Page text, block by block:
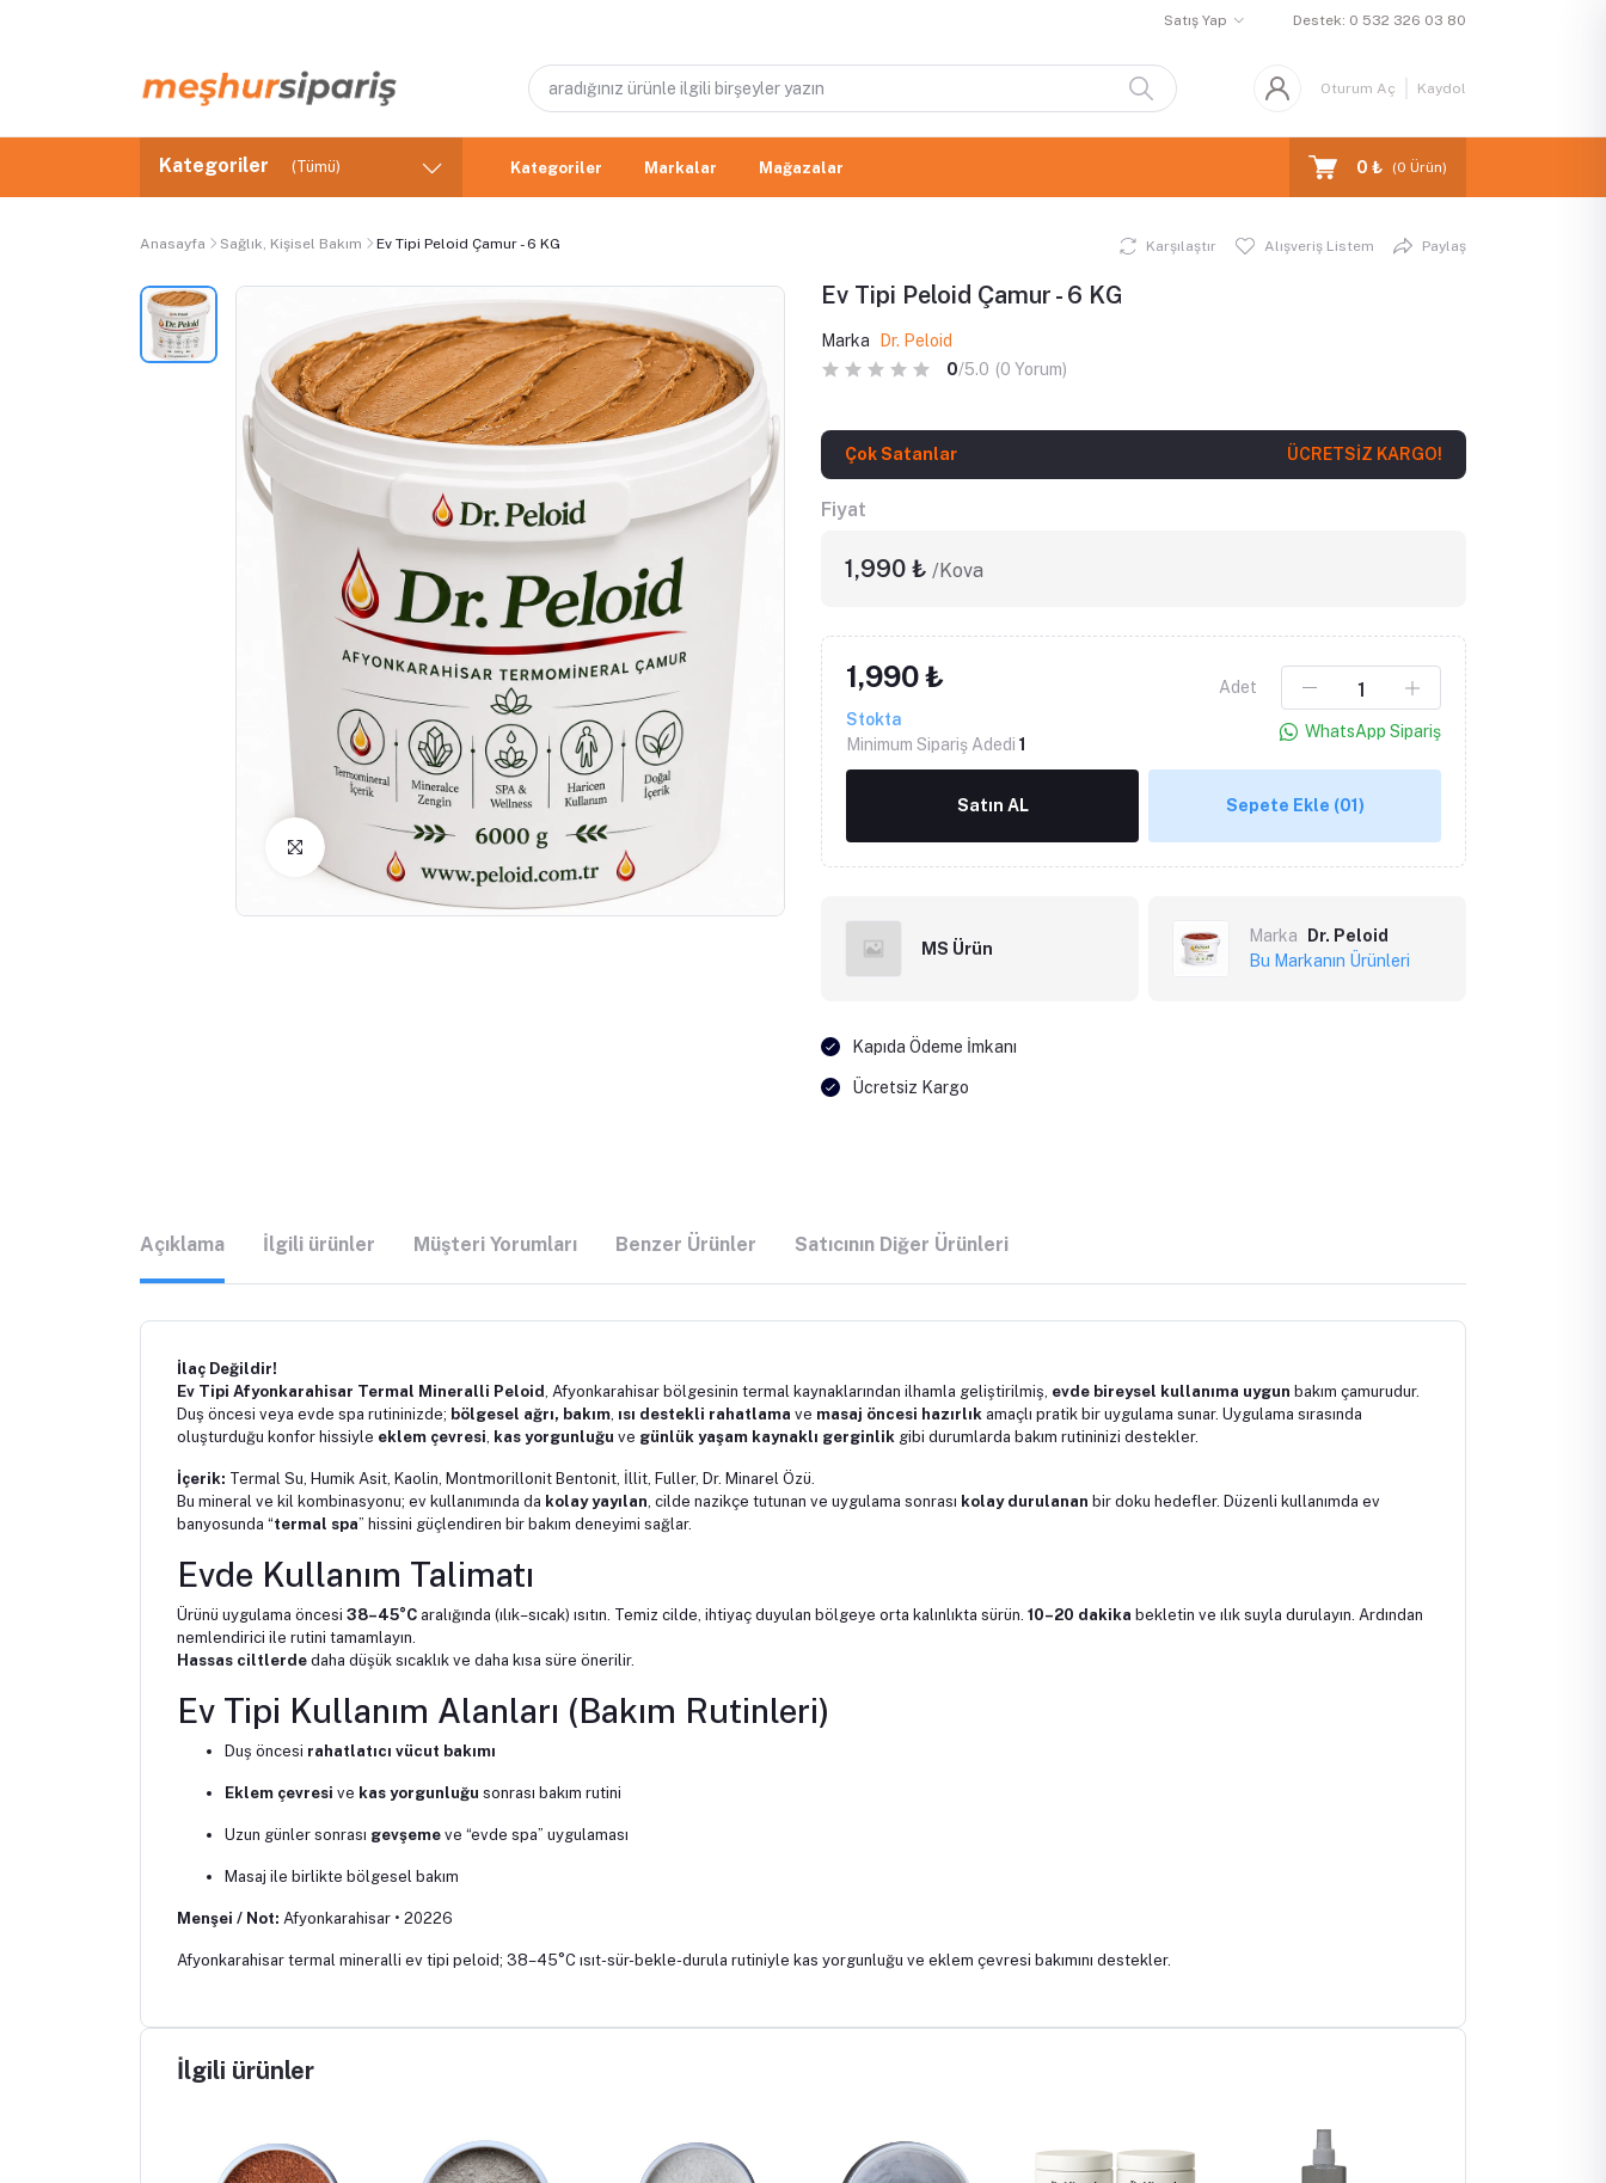
Satış Yap Destek: 0 532 326 03 80
Oturum Aç Kaydol
Kategoriler (Tümü) Kategoriler Markalar Mağazalar 0 ₺ (0 Ürün)
Anasayfa Sağlık, Kişisel Bakım Ev Tipi Peloid Çamur - 6 KG
Click to Enlarge
Karşılaştır Alışveriş Listem Paylaş
Ev Tipi Peloid Çamur - 6 KG
Marka
Dr. Peloid
0/5.0 (0 Yorum)
Çok Satanlar ÜCRETSİZ KARGO!
Fiyat
1,990 ₺ /Kova
1,990 ₺
Stokta
Minimum Sipariş Adedi 1
Adet
WhatsApp Sipariş
Satın AL Sepete Ekle (01)
MS Ürün
Marka
Dr. Peloid
Bu Markanın Ürünleri
Kapıda Ödeme İmkanı
Ücretsiz Kargo
Açıklama İlgili ürünler Müşteri Yorumları Benzer Ürünler Satıcının Diğer Ürünleri
İlaç Değildir!
Ev Tipi Afyonkarahisar Termal Mineralli Peloid, Afyonkarahisar bölgesinin termal kaynaklarından ilhamla geliştirilmiş, evde bireysel kullanıma uygun bakım çamurudur.
Duş öncesi veya evde spa rutininizde; bölgesel ağrı, bakım, ısı destekli rahatlama ve masaj öncesi hazırlık amaçlı pratik bir uygulama sunar. Uygulama sırasında
oluşturduğu konfor hissiyle eklem çevresi, kas yorgunluğu ve günlük yaşam kaynaklı gerginlik gibi durumlarda bakım rutininizi destekler.
İçerik: Termal Su, Humik Asit, Kaolin, Montmorillonit Bentonit, İllit, Fuller, Dr. Minarel Özü.
Bu mineral ve kil kombinasyonu; ev kullanımında da kolay yayılan, cilde nazikçe tutunan ve uygulama sonrası kolay durulanan bir doku hedefler. Düzenli kullanımda ev
banyosunda “termal spa” hissini güçlendiren bir bakım deneyimi sağlar.
Evde Kullanım Talimatı
Ürünü uygulama öncesi 38–45°C aralığında (ılık–sıcak) ısıtın. Temiz cilde, ihtiyaç duyulan bölgeye orta kalınlıkta sürün. 10–20 dakika bekletin ve ılık suyla durulayın. Ardından
nemlendirici ile rutini tamamlayın.
Hassas ciltlerde daha düşük sıcaklık ve daha kısa süre önerilir.
Ev Tipi Kullanım Alanları (Bakım Rutinleri)
Duş öncesi rahatlatıcı vücut bakımı
Eklem çevresi ve kas yorgunluğu sonrası bakım rutini
Uzun günler sonrası gevşeme ve “evde spa” uygulaması
Masaj ile birlikte bölgesel bakım
Menşei / Not: Afyonkarahisar • 20226
Afyonkarahisar termal mineralli ev tipi peloid; 38–45°C ısıt-sür-bekle-durula rutiniyle kas yorgunluğu ve eklem çevresi bakımını destekler.
İlgili ürünler